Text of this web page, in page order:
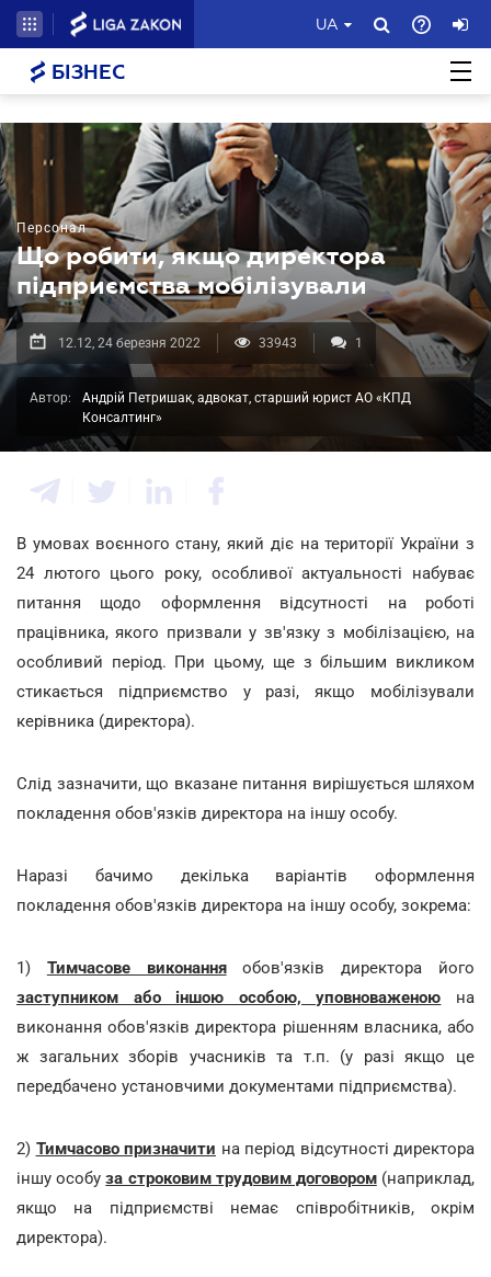
UA
БІЗНЕС
Персонал
Що робити, якщо директора
підприємства мобілізували
12.12, 24 березня 2022 33943 1
Автор:
Андрій Петришак, адвокат, старший юрист АО «КПД
Консалтинг»
В умовах воєнного стану, який діє на території України з
24 лютого цього року, особливої актуальності набуває
питання щодо оформлення відсутності на роботі
працівника, якого призвали у зв'язку з мобілізацією, на
особливий період. При цьому, ще з більшим викликом
стикається підприємство у разі, якщо мобілізували
керівника (директора).
Слід зазначити, що вказане питання вирішується шляхом
покладення обов'язків директора на іншу особу.
Наразі бачимо декілька варіантів оформлення
покладення обов'язків директора на іншу особу, зокрема:
1) Тимчасове виконанняобов'язків директора його
заступником або іншою особою, уповноваженою на
виконання обов'язків директора рішенням власника, або
ж загальних зборів учасників та т.п. (у разі якщо це
передбачено установчими документами підприємства).
2) Тимчасово призначити на період відсутності директора
іншу особуза строковим трудовим договором(наприклад,
якщо на підприємстві немає співробітників, окрім
директора).